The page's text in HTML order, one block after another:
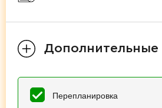
Дополнительные
Перепланировка